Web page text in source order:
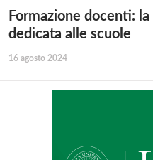
Formazione docenti:
dedicata alle scuole
16 agosto 2024